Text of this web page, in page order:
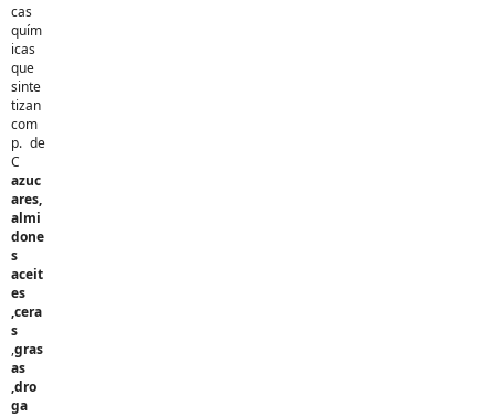
cas
quím
icas
que
sinte
tizan
com
p. de
C
azuc
ares,
almi
done
s
aceit
es
,cera
s
,gras
as
,dro
ga